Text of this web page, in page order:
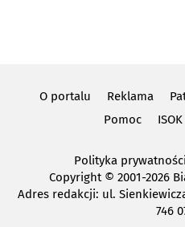
O portalu Reklama
Pomoc
ISOK
Polityka prywatności
Copyright© 2001-2026
Adres redakcji: ul.
746